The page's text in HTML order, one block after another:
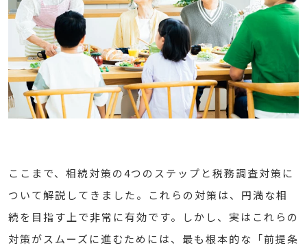
ここまで、相続対策の4つのステップと税務調査対策に
ついて解説してきました。これらの対策は、円満な相
続を目指す上で非常に有効です。しかし、実はこれらの
対策がスムーズに進むためには、最も根本的な「前提条